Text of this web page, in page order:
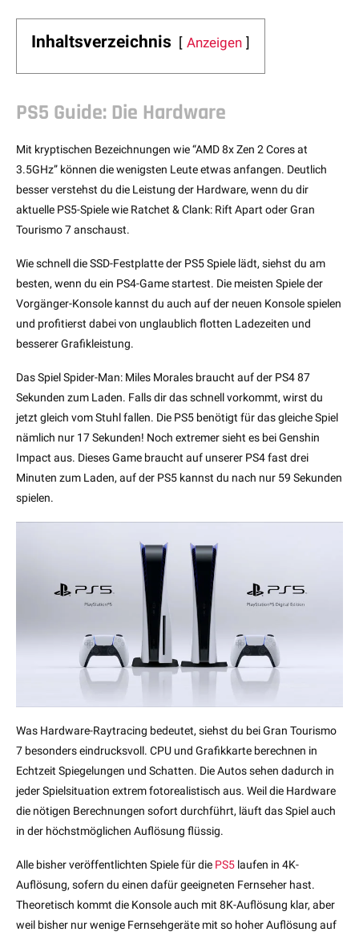
Inhaltsverzeichnis Anzeigen
PS5 Guide: Die Hardware
Mit kryptischen Bezeichnungen wie “AMD 8x Zen 2 Cores at
3.5GHz” können die wenigsten Leute etwas anfangen. Deutlich
besser verstehst du die Leistung der Hardware, wenn du dir
aktuelle PS5-Spiele wie Ratchet & Clank: Rift Apart oder Gran
Tourismo 7 anschaust.
Wie schnell die SSD-Festplatte der PS5 Spiele lädt, siehst du am
besten, wenn du ein PS4-Game startest. Die meisten Spiele der
Vorgänger-Konsole kannst du auch auf der neuen Konsole spielen
und profitierst dabei von unglaublich flotten Ladezeiten und
besserer Grafikleistung.
Das Spiel Spider-Man: Miles Morales braucht auf der PS4 87
Sekunden zum Laden. Falls dir das schnell vorkommt, wirst du
jetzt gleich vom Stuhl fallen. Die PS5 benötigt für das gleiche Spiel
nämlich nur 17 Sekunden! Noch extremer sieht es bei Genshin
Impact aus. Dieses Game braucht auf unserer PS4 fast drei
Minuten zum Laden, auf der PS5 kannst du nach nur 59 Sekunden
spielen.
Was Hardware-Raytracing bedeutet, siehst du bei Gran Tourismo
7 besonders eindrucksvoll. CPU und Grafikkarte berechnen in
Echtzeit Spiegelungen und Schatten. Die Autos sehen dadurch in
jeder Spielsituation extrem fotorealistisch aus. Weil die Hardware
die nötigen Berechnungen sofort durchführt, läuft das Spiel auch
in der höchstmöglichen Auflösung flüssig.
Alle bisher veröffentlichten Spiele für die PS5 laufen in 4K-
Auflösung, sofern du einen dafür geeigneten Fernseher hast.
Theoretisch kommt die Konsole auch mit 8K-Auflösung klar, aber
weil bisher nur wenige Fernsehgeräte mit so hoher Auflösung auf